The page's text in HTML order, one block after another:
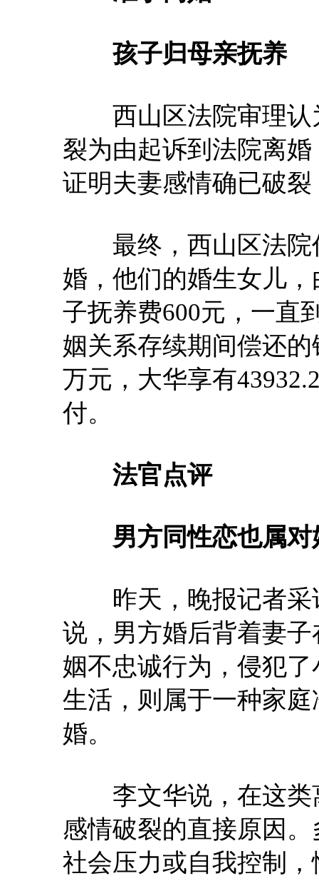
孩子归母亲抚养
西山区法院审理认
裂为由起诉到法院离
证明夫妻感情确已破
最终，西山区法院
婚，他们的婚生女儿
子抚养费600元，一直
姻关系存续期间偿还
万元，大华享有
付。
法官点评
男方同性恋也属对
昨天，晚报记者采
说，男方婚后背着妻
姻不忠诚行为，侵犯
生活，则属于一种家
婚。
李文华说，在这类
感情破裂的直接原因
社会压力或自我控制